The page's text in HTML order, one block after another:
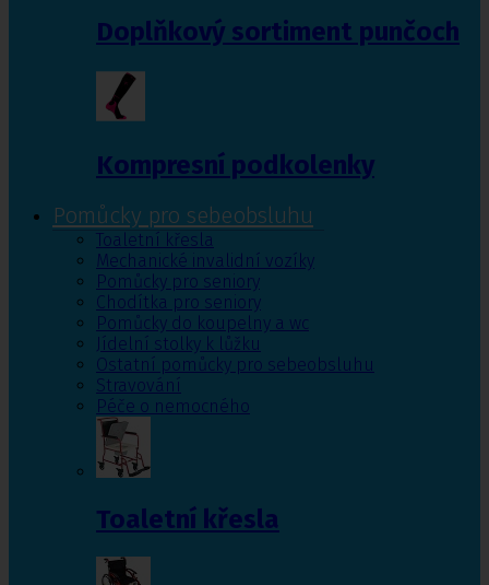
Doplňkový sortiment punčoch
Kompresní podkolenky
Pomůcky pro sebeobsluhu
Toaletní křesla
Mechanické invalidní vozíky
Pomůcky pro seniory
Chodítka pro seniory
Pomůcky do koupelny a wc
Jídelní stolky k lůžku
Ostatní pomůcky pro sebeobsluhu
Stravování
Péče o nemocného
Toaletní křesla